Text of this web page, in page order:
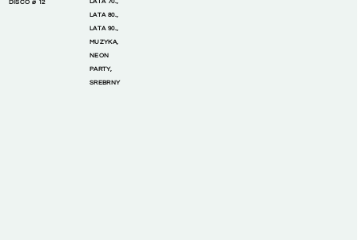
LATA 80.
LATA 90.
MUZYKA
NEON
PARTY,
SREBRNY
DISCO ⌀ 12